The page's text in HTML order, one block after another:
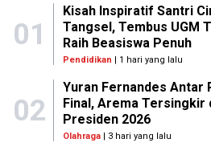
01
Kisah Inspiratif Santri
Tangsel, Tembus UGM
Raih Beasiswa Penuh
Pendidikan | 1 hari yang lalu
02
Yuran Fernandes Antar
Final, Arema Tersingkir
Presiden 2026
Olahraga | 3 hari yang lalu